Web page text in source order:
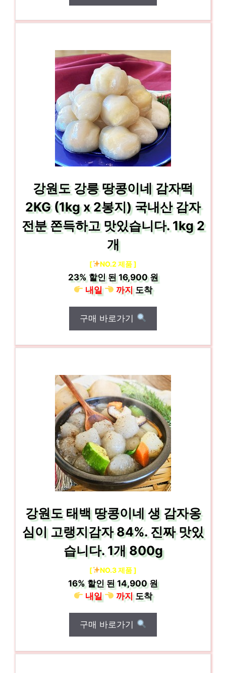
강원도 강릉 땅콩이네 감자떡
2KG (1kg x 2봉지) 국내산 감자
전분 쫀득하고 맛있습니다. 1kg 2
개
[ NO.2 제품 ]
23%할인 된16,900 원
내일
까지도착
구매 바로가기
강원도 태백 땅콩이네 생 감자옹
심이 고랭지감자 84%. 진짜 맛있
습니다. 1개 800g
[ NO.3 제품 ]
16% 할인 된14,900 원
내일
까지도착
구매 바로가기